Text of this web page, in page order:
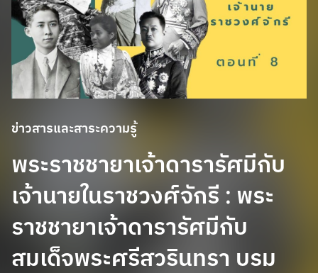
ข่าวสารและสาระความรู้
พระราชชายาเจ้าดารารัศมีกับ
เจ้านายในราชวงศ์จักรี : พระ
ราชชายาเจ้าดารารัศมีกับ
สมเด็จพระศรีสวรินทรา บรม